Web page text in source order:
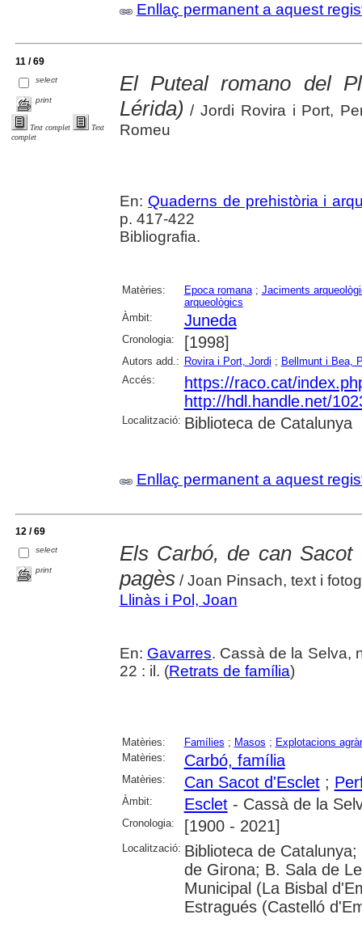
Enllaç permanent a aquest
11 / 69
select
print
Text complet
Text
complet
El Puteal romano del
Lérida) / Jordi Rovira i Port,
Romeu
En: Quaderns de prehistòria i
p. 417-422
Bibliografia.
Matèries: Epoca romana; Jaciments
arqueològics
Àmbit:
Juneda
Cronologia: [1998]
Autors add.: Rovira i Port, Jordi ; Bellmunt i Bea,
Accés:
https://raco.cat/
http://hdl.handle.net/
Localització: Biblioteca de Catalunya
Enllaç permanent a aquest
12 / 69
select
print
Els Carbó, de can
pagès/ Joan Pinsach, text i
Llinàs i Pol, Joan
En: Gavarres. Cassà de la Selva,
22 : il. (Retrats de família)
Matèries: Famílies ; Masos ; Explotacions
Matèries:
Carbó, família
Matèries: Can Sacot d'Esclet;
Àmbit: Esclet- Cassà de la
Cronologia: [1900 - 2021]
Localització: Biblioteca de
de Girona; B. Sala de
Municipal (La Bisbal
Estragués (Castelló